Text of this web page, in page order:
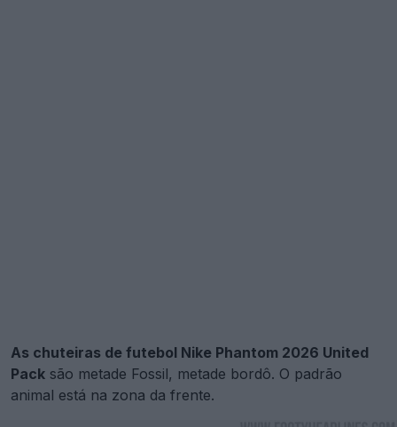
As chuteiras de futebol Nike Phantom 2026 United
Pack são metade Fossil, metade bordô. O padrão
animal está na zona da frente.